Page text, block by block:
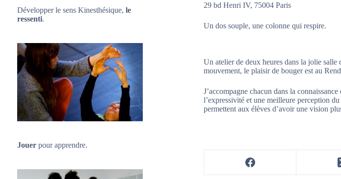
29 bd Henri IV, 75004 Paris
Un dos souple, une colonne qui respire.
Un atelier de deux heures dans la jolie salle
mouvement, le plaisir de bouger est au
J’accompagne chacun dans la
l’expressivité et une meilleure perception
permettent aux élèves d’avoir une vision
Développer le sens Kinesthésique, le
ressenti.
Jouer pour apprendre.